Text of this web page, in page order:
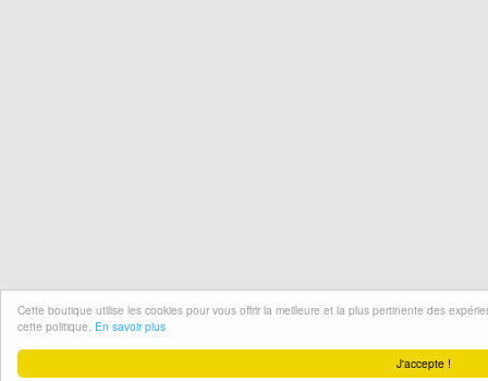
J'accepte !
Cette boutique utilise les cookies pour vous offrir la meilleure et la plus pertinente des
cette politique. En savoir plus